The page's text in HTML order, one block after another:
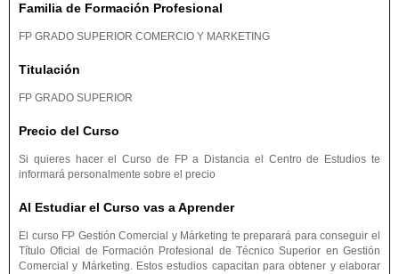
Familia de Formación Profesional
FP GRADO SUPERIOR COMERCIO Y MARKETING
Titulación
FP GRADO SUPERIOR
Precio del Curso
Si quieres hacer el Curso de FP a Distancia el Centro de Estudios te
informará personalmente sobre el precio
Al Estudiar el Curso vas a Aprender
El curso FP Gestión Comercial y Márketing te preparará para conseguir el
Título Oficial de Formación Profesional de Técnico Superior en Gestión
Comercial y Márketing. Estos estudios capacitan para obtener y elaborar